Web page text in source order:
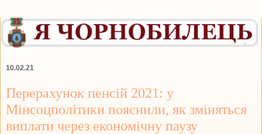
10.02.21
Перерахунок пенсій 2021: у
Мінсоцполітики пояснили, як зміняться
виплати через економічну паузу